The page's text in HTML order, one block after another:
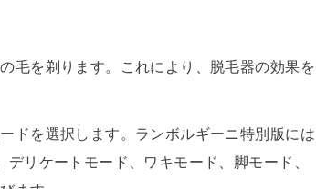
毛を剃ります。これにより、脱毛器の効果を
ドを選択します。ランボルギーニ特別版には
リケートモード、ワキモード、脚モード、